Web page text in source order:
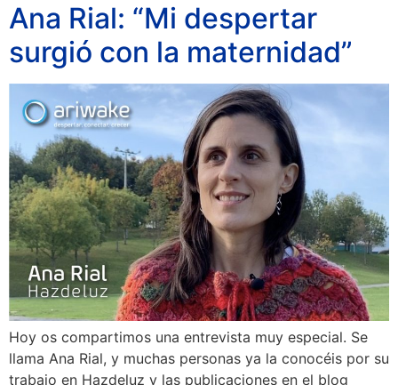
Ana Rial: “Mi despertar
surgió con la maternidad”
Hoy os compartimos una entrevista muy especial. Se
llama Ana Rial, y muchas personas ya la conocéis por su
trabajo en Hazdeluz y las publicaciones en el blog